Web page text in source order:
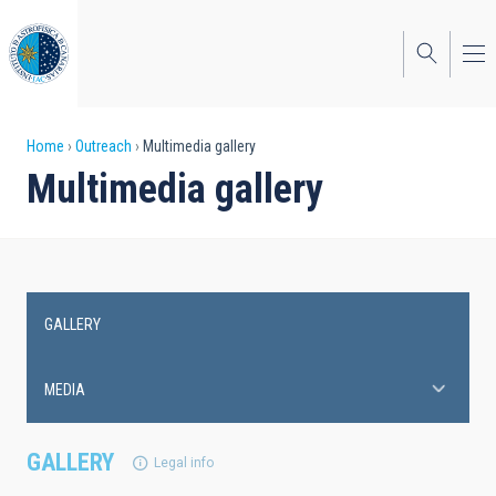
to
main
content
Breadcrumb
Home Outreach Multimedia gallery
Multimedia gallery
GALLERY Legal info
navigation
GALLERY
MEDIA